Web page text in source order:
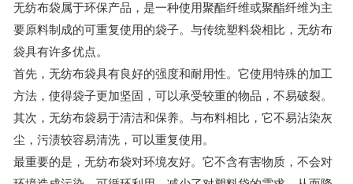
无纺布袋属于环保产品，是一种使用聚酯纤维或聚酯纤维为主
要原料制成的可重复使用的袋子。与传统塑料袋相比，无纺布
袋具有许多优点。
首先，无纺布袋具有良好的强度和耐用性。它使用特殊的加工
方法，使得袋子更加坚固，可以承受较重的物品，不易破裂。
其次，无纺布袋易于清洁和保养。与布料相比，它不易沾染灰
尘，污渍较容易清洗，可以重复使用。
最重要的是，无纺布袋对环境友好。它不含有害物质，不会对